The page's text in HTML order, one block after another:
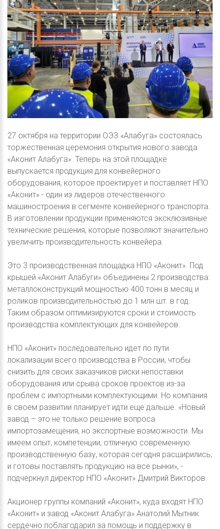
27 октября на территории ОЭЗ «Алабуга» состоялась
торжественная церемония открытия нового завода
«Аконит Алабуга». Теперь на этой площадке
выпускается продукция для конвейерного
оборудования, которое проектирует и поставляет НПО
«Аконит» - один из лидеров отечественного
машиностроения в сегменте конвейерного транспорта.
В изготовлении продукции применяются эксклюзивные
технические решения, которые позволяют значительно
увеличить производительность конвейера.
Это 3 производственная площадка НПО «Аконит». Под
крышей «Аконит Алабуги» объединены 2 производства:
металлоконструкций мощностью 400 тонн в месяц и
роликов производительностью до 1 млн шт. в год.
Таким образом оптимизируются сроки и стоимость
производства комплектующих для конвейеров.
НПО «Аконит» последовательно идет по пути
локализации всего производства в России, чтобы
снизить для своих заказчиков риски непоставки
оборудования или срыва сроков проектов из-за
проблем с импортными комплектующими. Но компания
в своем развитии планирует идти еще дальше. «Новый
завод – это не только решение вопроса
импортозамещения, но экспортные возможности. Мы
имеем опыт, компетенции, отличную современную
производственную базу, которая сегодня расширились,
и готовы поставлять продукцию на все рынки», -
подчеркнул директор НПО «Аконит» Дмитрий Викторов.
Акционер группы компаний «Аконит», куда входят НПО
«Аконит» и завод «Аконит Алабуга» Анатолий Мытник
сердечно поблагодарил за помощь и поддержку в